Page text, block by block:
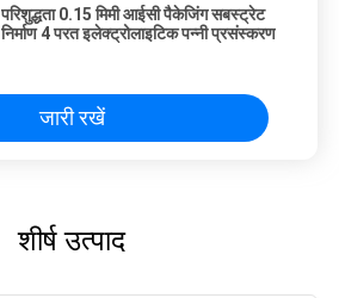
परिशुद्धता 0.15 मिमी आईसी पैकेजिंग सबस्ट्रेट
निर्माण 4 परत इलेक्ट्रोलाइटिक पन्नी प्रसंस्करण
जारी रखें
शीर्ष उत्पाद